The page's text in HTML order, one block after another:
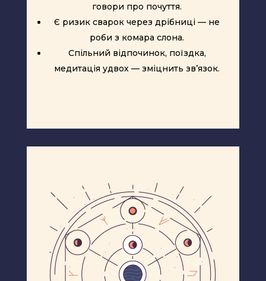
говори про почуття.
Є ризик сварок через дрібниці — не
роби з комара слона.
Спільний відпочинок, поїздка,
медитація удвох — зміцнить зв’язок.